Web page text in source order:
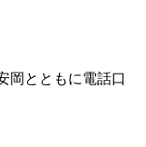
岡とともに電話口